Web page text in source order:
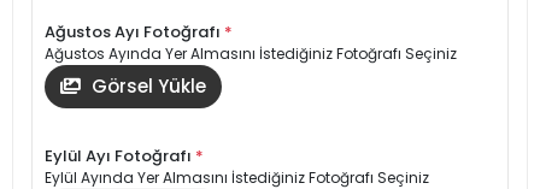
Ağustos Ayı Fotoğrafı *
Ağustos Ayında Yer Almasını İstediğiniz Fotoğrafı Seçiniz
Görsel Yükle
Eylül Ayı Fotoğrafı *
Eylül Ayında Yer Almasını İstediğiniz Fotoğrafı Seçiniz